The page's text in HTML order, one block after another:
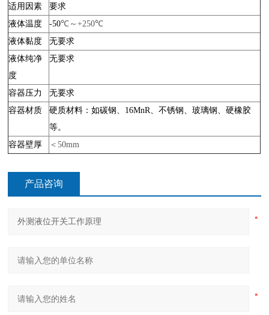
适用因素
要求
液体温度
-50℃～+250℃
液体黏度
无要求
液体纯净
度
无要求
容器压力
无要求
容器材质
硬质材料：如碳钢、16MnR、不锈钢、玻璃钢、硬橡胶
等。
容器壁厚
＜50mm
产品咨询